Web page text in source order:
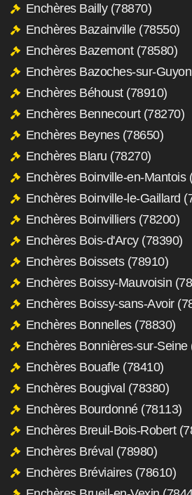
Enchères Bailly (78870)
Enchères Bazainville (78550)
Enchères Bazemont (78580)
Enchères Bazoches-sur-
Enchères Béhoust (78910)
Enchères Bennecourt (78270)
Enchères Beynes (78650)
Enchères Blaru (78270)
Enchères Boinville-en-Mantois
Enchères Boinville-le-Gaillard
Enchères Boinvilliers (78200)
Enchères Bois-d'Arcy (78390)
Enchères Boissets (78910)
Enchères Boissy-Mauvoisin
Enchères Boissy-sans-Avoir
Enchères Bonnelles (78830)
Enchères Bonnières-sur-Seine
Enchères Bouafle (78410)
Enchères Bougival (78380)
Enchères Bourdonné (78113)
Enchères Breuil-Bois-Robert
Enchères Bréval (78980)
Enchères Bréviaires (78610)